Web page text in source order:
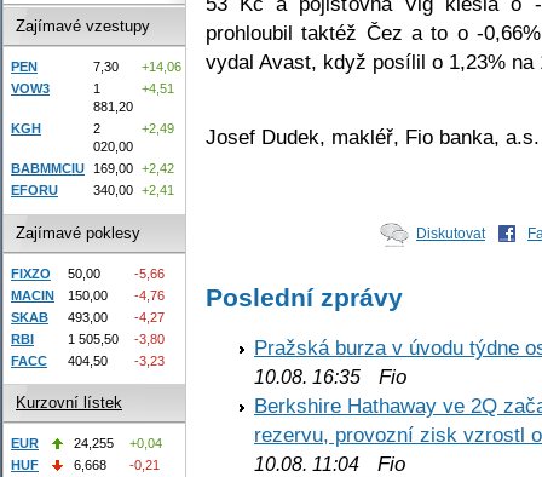
prohloubil taktéž Čez a to o -
vydal Avast, když posílil o 1,23% na
Josef Dudek, makléř, Fio banka, a.s.
Diskutovat
Poslední zprávy
Pražská burza v úvodu týdne
10.08. 16:35 Fio
Berkshire Hathaway ve 2Q
rezervu, provozní zisk vzrostl
10.08. 11:04 Fio
Zajímavé vzestupy
PEN 7,30
+14,06
VOW3
1
881,20
+4,51
KGH
2
020,00
+2,49
BABMMCIU 169,00 +2,42
EFORU
340,00 +2,41
Zajímavé poklesy
FIXZO 50,00
-5,66
MACIN
150,00
-4,76
SKAB
493,00
-4,27
RBI
1 505,50
-3,80
FACC
404,50 -3,23
Kurzovní lístek
EUR 24,255
+0,04
HUF
6,668
-0,21